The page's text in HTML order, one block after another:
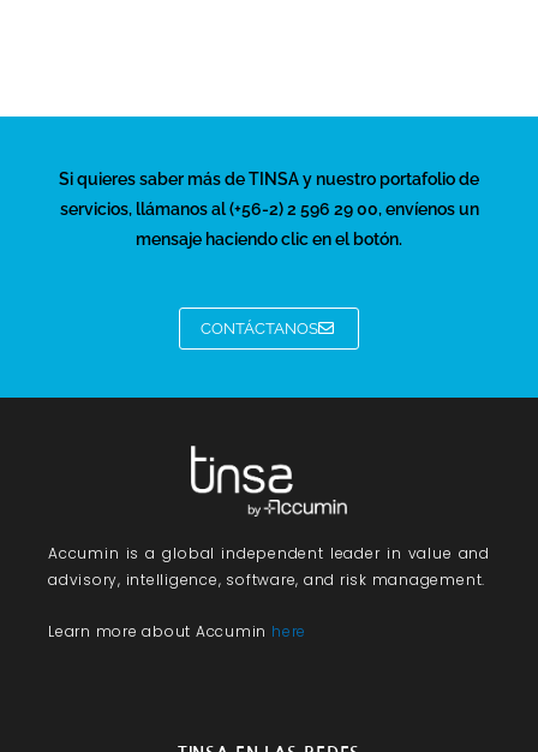
Si quieres saber más de TINSA y nuestro portafolio de
servicios, llámanos al (+56-2) 2 596 29 00, envíenos un
mensaje haciendo clic en el botón.
CONTÁCTANOS
Accumin is a global independent leader in value and
advisory, intelligence, software, and risk management.
Learn more about Accumin here